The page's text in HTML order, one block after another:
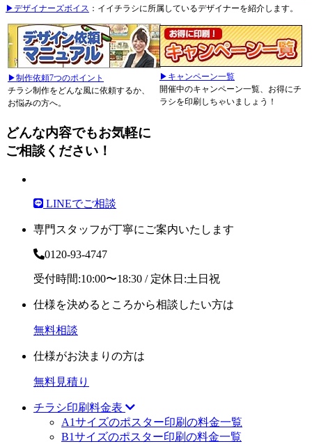
▶デザイナーズボイス ：イイチラシに所属しているデザイナーを紹介します。
▶制作依頼7つのポイント
チラシ制作をどんな風に依頼するか、
お悩みの方へ。
▶キャンペーン一覧
開催中のキャンペーン一覧、お得にチ
ラシを印刷しちゃいましょう！
どんな内容でもお気軽に
ご相談ください！
LINEでご相談
専門スタッフが丁寧にご案内いたします
0120-93-4747
受付時間:10:00〜18:30 / 定休日:土日祝
仕様を決めるところから相談したい方は
無料相談
仕様がお決まりの方は
無料見積り
チラシ印刷料金表
A1サイズのポスター印刷の料金一覧
B1サイズのポスター印刷の料金一覧